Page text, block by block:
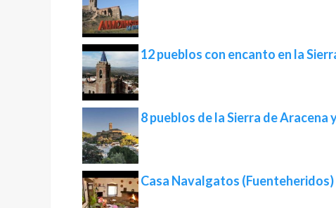
12 pueblos con encanto en la
8 pueblos de la Sierra de Aracena
Casa Navalgatos (Fuenteheridos)